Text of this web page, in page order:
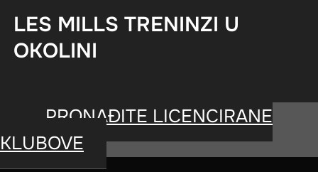
LES MILLS TRENINZI U
OKOLINI
PRONAĐITE LICENCIRANE
KLUBOVE
Posvećeni smo stvaranju zdrave